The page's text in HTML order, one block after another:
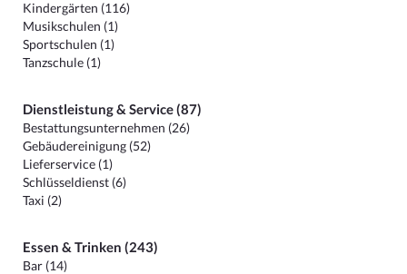
Kindergärten (116)
Musikschulen (1)
Sportschulen (1)
Tanzschule (1)
Dienstleistung & Service (87)
Bestattungsunternehmen (26)
Gebäudereinigung (52)
Lieferservice (1)
Schlüsseldienst (6)
Taxi (2)
Essen & Trinken (243)
Bar (14)